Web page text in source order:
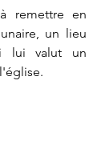
remettre en
un lieu
lui valut un